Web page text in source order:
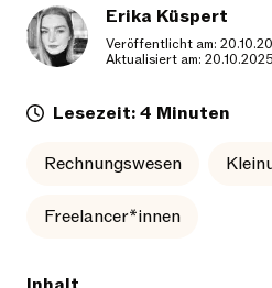
Erika Küspert
Veröffentlicht am:
Aktualisiert am: 20.10.2025
Lesezeit: 4 Minuten
Rechnungswesen
Freelancer*innen